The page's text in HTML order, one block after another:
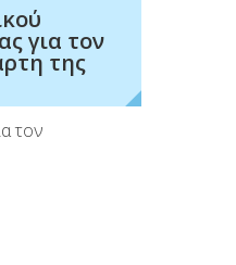
για τον
της
τον